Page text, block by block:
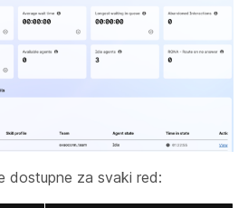
dostupne za svaki red: